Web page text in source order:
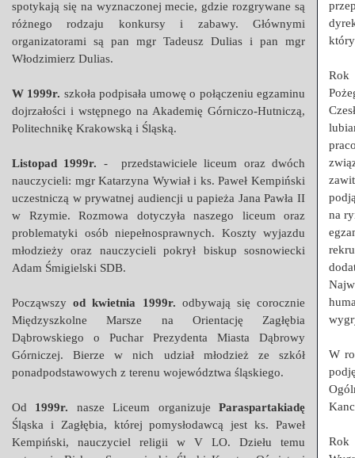
Rok
na
W
spotykają się na wyznaczonej mecie, gdzie rozgrywane są
różnego rodzaju konkursy i zabawy. Głównymi
organizatorami są pan mgr Tadeusz Dulias i pan mgr
Włodzimierz Dulias.
W 1999r. szkoła podpisała umowę o połączeniu egzaminu
dojrzałości i wstępnego na Akademię Górniczo-Hutniczą,
Politechnikę Krakowską i Śląską.
Listopad 1999r. - przedstawiciele liceum oraz dwóch
nauczycieli: mgr Katarzyna Wywiał i ks. Paweł Kempiński
uczestniczą w prywatnej audiencji u papieża Jana Pawła II
w Rzymie. Rozmowa dotyczyła naszego liceum oraz
problematyki osób niepełnosprawnych. Koszty wyjazdu
młodzieży oraz nauczycieli pokrył biskup sosnowiecki
Adam Śmigielski SDB.
Począwszyod kwietnia 1999r. odbywają się corocznie
Międzyszkolne Marsze na Orientację Zagłębia
Dąbrowskiego o Puchar Prezydenta Miasta Dąbrowy
Górniczej. Bierze w nich udział młodzież ze szkół
ponadpodstawowych z terenu województwa śląskiego.
Od 1999r. nasze Liceum organizujeParaspartakiadę
Śląska i Zagłębia, której pomysłodawcą jest ks. Paweł
Kempiński, nauczyciel religii w V LO. Dziełu temu